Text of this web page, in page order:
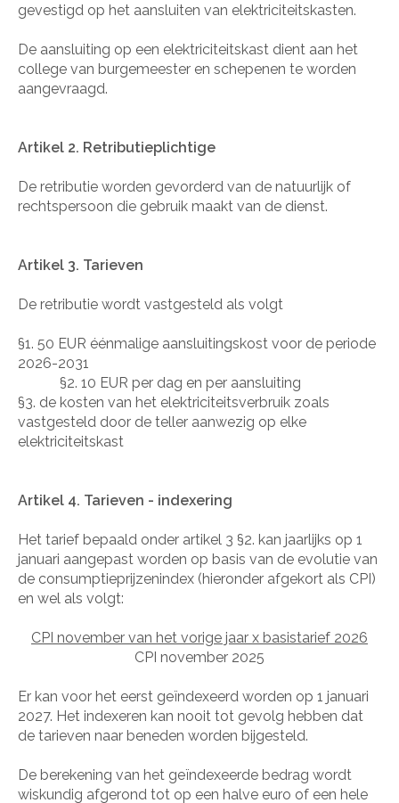
gevestigd op het aansluiten van elektriciteitskasten.
De aansluiting op een elektriciteitskast dient aan het
college van burgemeester en schepenen te worden
aangevraagd.
Artikel 2. Retributieplichtige
De retributie worden gevorderd van de natuurlijk of
rechtspersoon die gebruik maakt van de dienst.
Artikel 3. Tarieven
De retributie wordt vastgesteld als volgt
§1. 50 EUR éénmalige aansluitingskost voor de periode
2026-2031
§2. 10 EUR per dag en per aansluiting
§3. de kosten van het elektriciteitsverbruik zoals
vastgesteld door de teller aanwezig op elke
elektriciteitskast
Artikel 4. Tarieven - indexering
Het tarief bepaald onder artikel 3 §2. kan jaarlijks op 1
januari aangepast worden op basis van de evolutie van
de consumptieprijzenindex (hieronder afgekort als CPI)
en wel als volgt:
CPI november van het vorige jaar x basistarief 2026
CPI november 2025
Er kan voor het eerst geïndexeerd worden op 1 januari
2027. Het indexeren kan nooit tot gevolg hebben dat
de tarieven naar beneden worden bijgesteld.
De berekening van het geïndexeerde bedrag wordt
wiskundig afgerond tot op een halve euro of een hele